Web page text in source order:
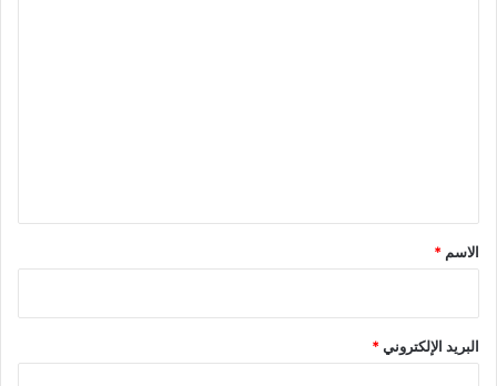
*
الاسم *
البريد الإلكتروني*